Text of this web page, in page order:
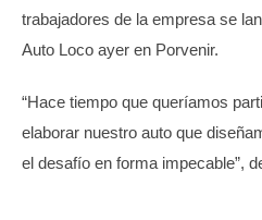
trabajadores de la empresa se
Auto Loco ayer en Porvenir.
“Hace tiempo que queríamos
elaborar nuestro auto que
el desafío en forma impecable”,